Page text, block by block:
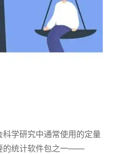
学研究中通常使用的定量
的统计软件包之一——